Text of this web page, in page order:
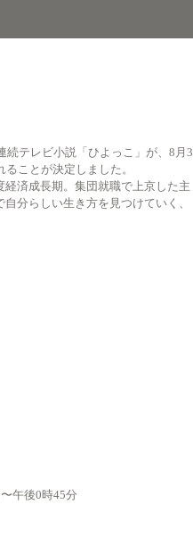
続テレビ小説「ひよっこ」が、8月3
ことが決定しました。
済成長期。集団就職で上京した主
分らしい生き方を見つけていく、
午後0時45分